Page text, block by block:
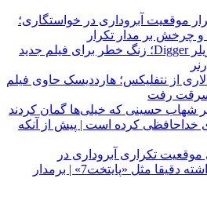
موقعیت آبروداری در خواستگاری؛
استقبال کم‌رمق از تریلر Digger؛ زنگ خطر برای فیلم جدید
دلاری از نتفلیکس؛ هارددیسک حاوی فیلم
سرقت رفت
شهاب حسینی که خیلی‌ها گمان کردند
خداحافظی کرده است | پیش از آنکه
تکراری آبروداری در
خواستگاری دست گذاشته دقیقا مثل «پایتخت7» | برمدار